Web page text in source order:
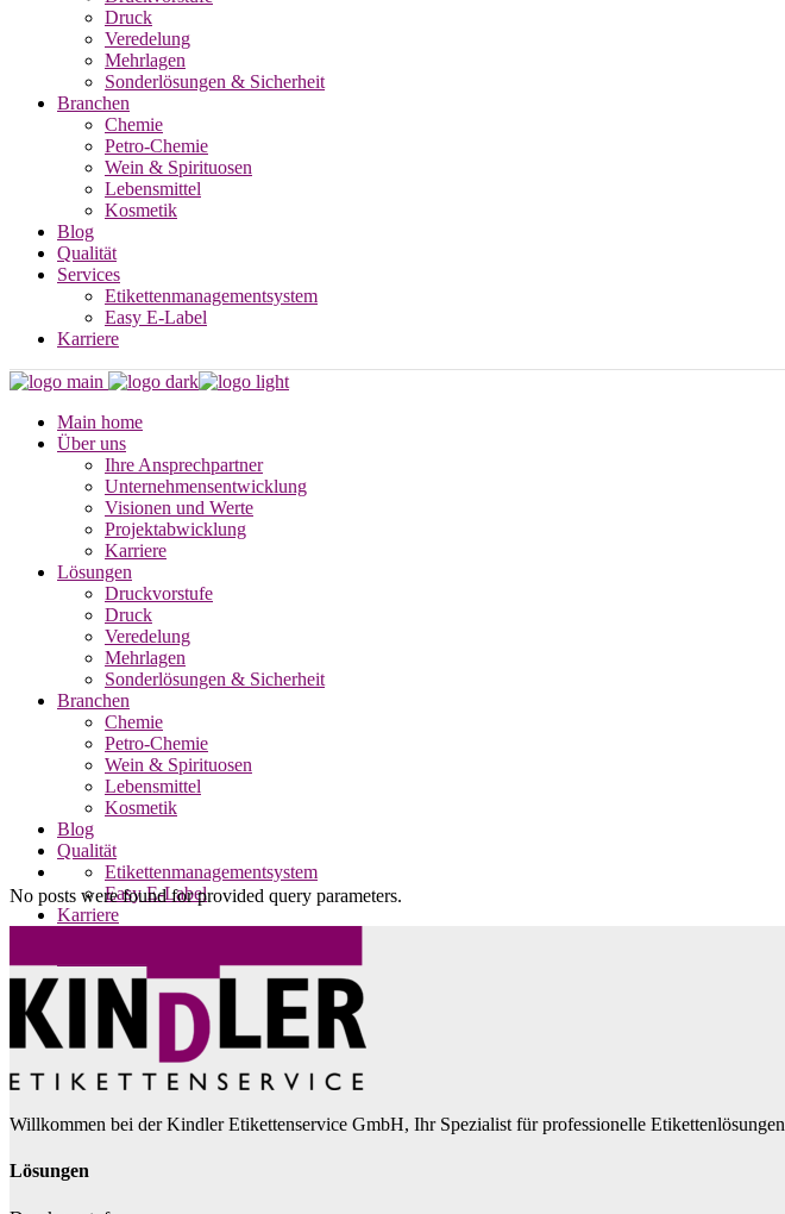
Druck
Veredelung
Mehrlagen
Sonderlösungen & Sicherheit
Branchen
Chemie
Petro-Chemie
Wein & Spirituosen
Lebensmittel
Kosmetik
Blog
Qualität
Services
Etikettenmanagementsystem
Easy E-Label
Karriere
Main home
Über uns
Ihre Ansprechpartner
Unternehmensentwicklung
Visionen und Werte
Projektabwicklung
Karriere
Lösungen
Druckvorstufe
Druck
Veredelung
Mehrlagen
Sonderlösungen & Sicherheit
Branchen
Chemie
Petro-Chemie
Wein & Spirituosen
Lebensmittel
Kosmetik
Blog
Qualität
Etikettenmanagementsystem
Easy E-Label
Karriere
No posts were found for provided query parameters.
Willkommen bei der Kindler Etikettenservice GmbH, Ihr Spezialist für professionelle Etikettenlösungen
Lösungen